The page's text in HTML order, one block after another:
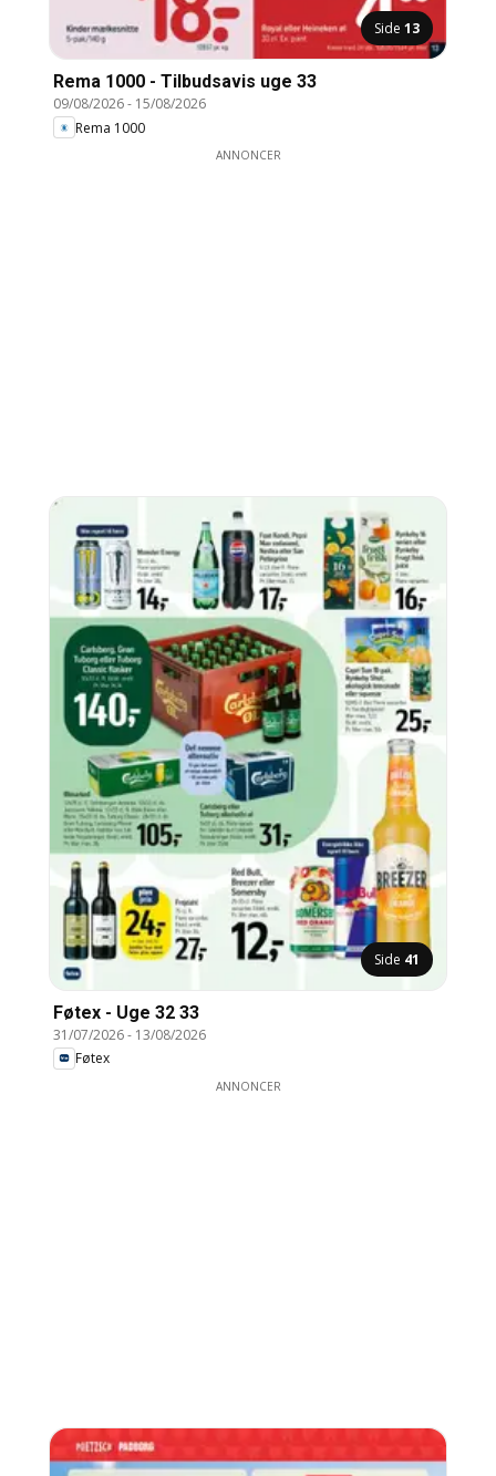
Side 13
Rema 1000 - Tilbudsavis uge 33
09/08/2026- 15/08/2026
Rema 1000
ANNONCER
Side 41
Føtex - Uge 32 33
31/07/2026- 13/08/2026
Føtex
ANNONCER